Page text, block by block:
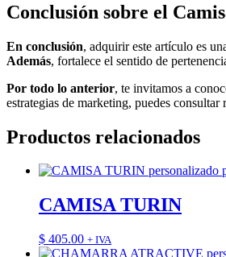
Conclusión sobre el
En conclusión, adquirir este artículo es
Además, fortalece el sentido de
Por todo lo anterior, te invitamos a
estrategias de marketing, puedes consultar
Productos relacionados
CAMISA TURIN
$ 405.00 + IVA